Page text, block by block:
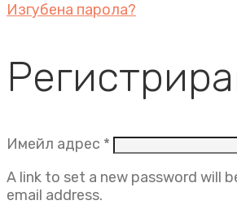
Изгубена парола?
Имейл адрес * Задължително
A link to set a new password will
email address.